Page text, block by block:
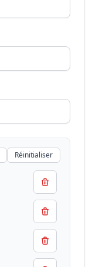
Réinitialiser